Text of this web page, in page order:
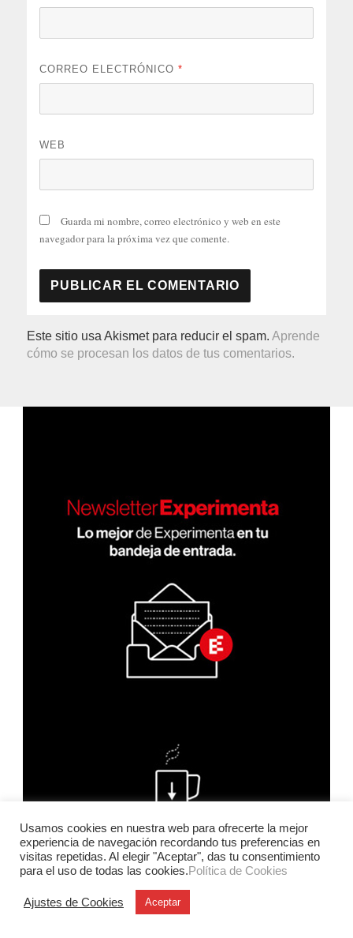
CORREO ELECTRÓNICO*
WEB
Guarda mi nombre, correo electrónico y web en este
navegador para la próxima vez que comente.
Este sitio usa Akismet para reducir el spam.Aprende
cómo se procesan los datos de tus comentarios.
Usamos cookies en nuestra web para ofrecerte la mejor
experiencia de navegación recordando tus preferencias en
visitas repetidas. Al elegir "Aceptar", das tu consentimiento
para el uso de todas las cookies.Política de Cookies
Ajustes de Cookies Aceptar